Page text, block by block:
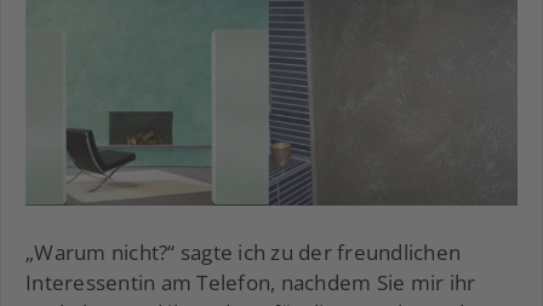
„Warum nicht?“ sagte ich zu der freundlichen
Interessentin am Telefon, nachdem Sie mir ihr